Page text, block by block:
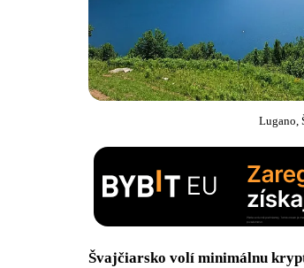
Lugano,
Švajčiarsko volí minimálnu